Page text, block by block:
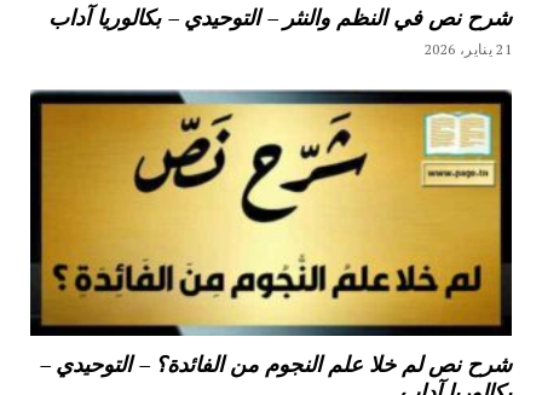
شرح نص في النظم والنثر – التوحيدي – بكالوريا آداب
21 يناير، 2026
شرح نص لم خلا علم النجوم من الفائدة؟ – التوحيدي –